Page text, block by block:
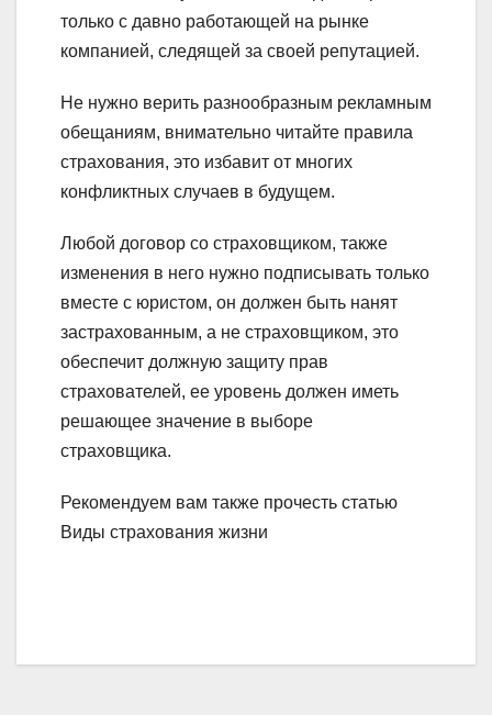
только с давно работающей на рынке
компанией, следящей за своей репутацией.
Не нужно верить разнообразным рекламным
обещаниям, внимательно читайте правила
страхования, это избавит от многих
конфликтных случаев в будущем.
Любой договор со страховщиком, также
изменения в него нужно подписывать только
вместе с юристом, он должен быть нанят
застрахованным, а не страховщиком, это
обеспечит должную защиту прав
страхователей, ее уровень должен иметь
решающее значение в выборе
страховщика.
Рекомендуем вам также прочесть статью
Виды страхования жизни